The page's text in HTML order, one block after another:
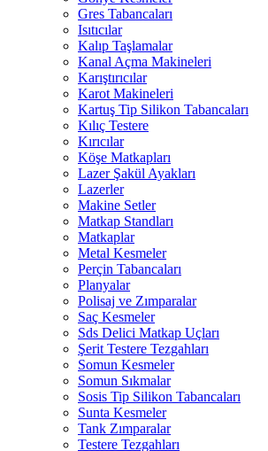
Gres Tabancaları
Isıtıcılar
Kalıp Taşlamalar
Kanal Açma Makineleri
Karıştırıcılar
Karot Makineleri
Kartuş Tip Silikon Tabancaları
Kılıç Testere
Kırıcılar
Köşe Matkapları
Lazer Şakül Ayakları
Lazerler
Makine Setler
Matkap Standları
Matkaplar
Metal Kesmeler
Perçin Tabancaları
Planyalar
Polisaj ve Zımparalar
Saç Kesmeler
Sds Delici Matkap Uçları
Şerit Testere Tezgahları
Somun Kesmeler
Somun Sıkmalar
Sosis Tip Silikon Tabancaları
Sunta Kesmeler
Tank Zımparalar
Testere Tezgahları